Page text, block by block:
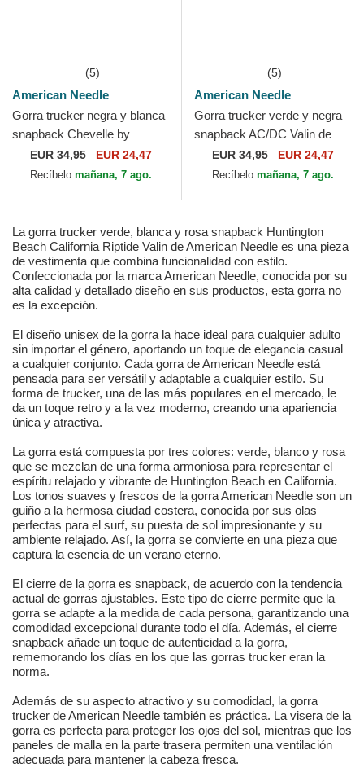
(5)
American Needle
Gorra trucker negra y blanca
snapback Chevelle by
Chevrolet Valin de American
Needle
EUR34,95 EUR 24,47
Recíbelo mañana, 7 ago.
(5)
American Needle
Gorra trucker verde y negra
snapback AC/DC Valin de
American Needle
EUR 34,95 EUR 24,47
Recíbelo mañana, 7 ago.
La gorra trucker verde, blanca y rosa snapback Huntington
Beach California Riptide Valin de American Needle es una pieza
de vestimenta que combina funcionalidad con estilo.
Confeccionada por la marca American Needle, conocida por su
alta calidad y detallado diseño en sus productos, esta gorra no
es la excepción.
El diseño unisex de la gorra la hace ideal para cualquier adulto
sin importar el género, aportando un toque de elegancia casual
a cualquier conjunto. Cada gorra de American Needle está
pensada para ser versátil y adaptable a cualquier estilo. Su
forma de trucker, una de las más populares en el mercado, le
da un toque retro y a la vez moderno, creando una apariencia
única y atractiva.
La gorra está compuesta por tres colores: verde, blanco y rosa
que se mezclan de una forma armoniosa para representar el
espíritu relajado y vibrante de Huntington Beach en California.
Los tonos suaves y frescos de la gorra American Needle son un
guiño a la hermosa ciudad costera, conocida por sus olas
perfectas para el surf, su puesta de sol impresionante y su
ambiente relajado. Así, la gorra se convierte en una pieza que
captura la esencia de un verano eterno.
El cierre de la gorra es snapback, de acuerdo con la tendencia
actual de gorras ajustables. Este tipo de cierre permite que la
gorra se adapte a la medida de cada persona, garantizando una
comodidad excepcional durante todo el día. Además, el cierre
snapback añade un toque de autenticidad a la gorra,
rememorando los días en los que las gorras trucker eran la
norma.
Además de su aspecto atractivo y su comodidad, la gorra
trucker de American Needle también es práctica. La visera de la
gorra es perfecta para proteger los ojos del sol, mientras que los
paneles de malla en la parte trasera permiten una ventilación
adecuada para mantener la cabeza fresca.